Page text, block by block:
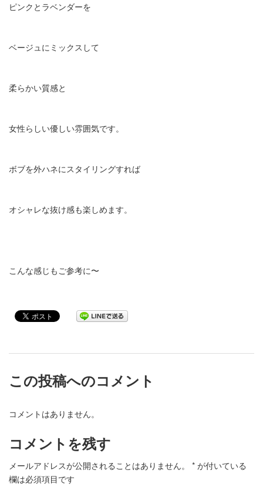
ピンクとラベンダーを
ベージュにミックスして
柔らかい質感と
女性らしい優しい雰囲気です。
ボブを外ハネにスタイリングすれば
オシャレな抜け感も楽しめます。
こんな感じもご参考に〜
この投稿へのコメント
コメントはありません。
コメントを残す
メールアドレスが公開されることはありません。 * が付いている
欄は必須項目です